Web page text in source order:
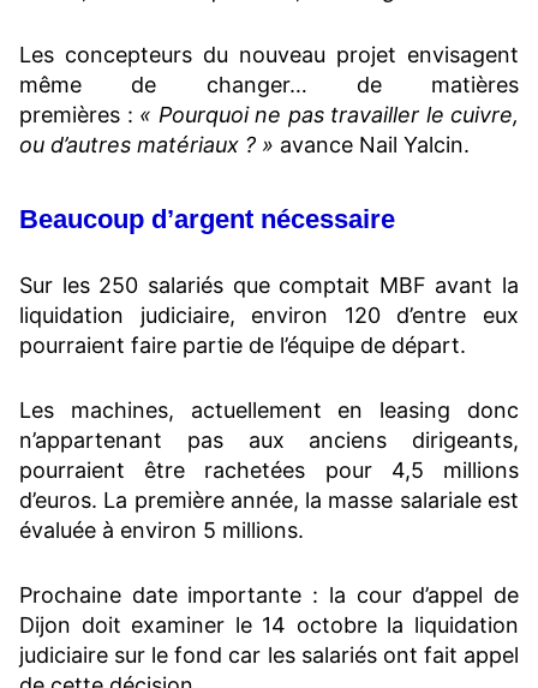
Les concepteurs du nouveau projet envisagent
même de changer… de matières
premières : « Pourquoi ne pas travailler le cuivre,
ou d’autres matériaux ? » avance Nail Yalcin.
Beaucoup d’argent nécessaire
Sur les 250 salariés que comptait MBF avant la
liquidation judiciaire, environ 120 d’entre eux
pourraient faire partie de l’équipe de départ.
Les machines, actuellement en leasing donc
n’appartenant pas aux anciens dirigeants,
pourraient être rachetées pour 4,5 millions
d’euros. La première année, la masse salariale est
évaluée à environ 5 millions.
Prochaine date importante : la cour d’appel de
Dijon doit examiner le 14 octobre la liquidation
judiciaire sur le fond car les salariés ont fait appel